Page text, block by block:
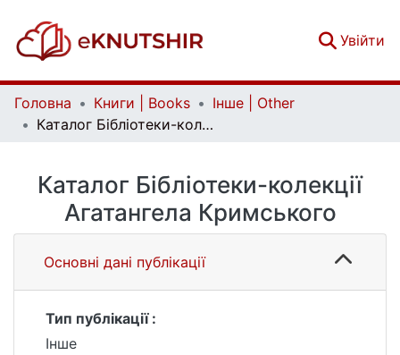
Увійти
Головна Книги | Books
Інше | Other
Каталог Бібліотеки-колекції Агатангела Кримського
Каталог Бібліотеки-колекції
Агатангела Кримського
Основні дані публікації
Тип публікації :
Інше